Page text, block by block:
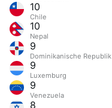
10
Chile
10
Nepal
9
Dominikanische Republik
9
Luxemburg
9
Venezuela
8